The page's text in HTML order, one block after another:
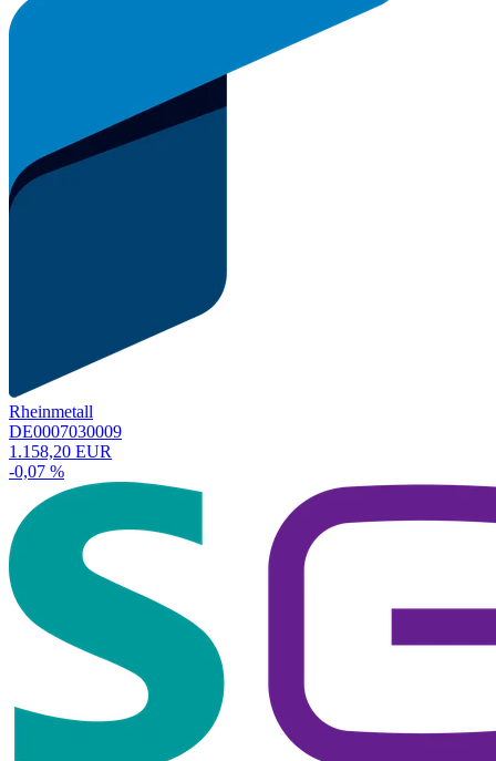
Rheinmetall
DE0007030009
1.158,20 EUR
-0,07 %